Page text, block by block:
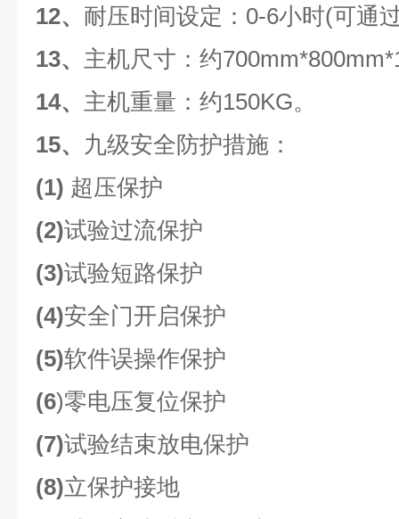
12、 耐压时间设定：0-6小时(可通
13、 主机尺寸：约
14、 主机重量：约150KG。
15、 九级安全防护措施：
(1) 超压保护
(2)试验过流保护
(3)试验短路保护
(4)安全门开启保护
(5)软件误操作保护
(6)零电压复位保护
(7)试验结束放电保护
(8)立保护接地